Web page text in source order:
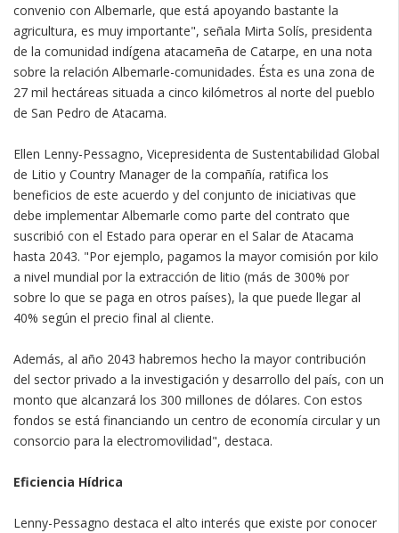
convenio con Albemarle, que está apoyando bastante la
agricultura, es muy importante", señala Mirta Solís, presidenta
de la comunidad indígena atacameña de Catarpe, en una nota
sobre la relación Albemarle-comunidades. Ésta es una zona de
27 mil hectáreas situada a cinco kilómetros al norte del pueblo
de San Pedro de Atacama.
Ellen Lenny-Pessagno, Vicepresidenta de Sustentabilidad Global
de Litio y Country Manager de la compañía, ratifica los
beneficios de este acuerdo y del conjunto de iniciativas que
debe implementar Albemarle como parte del contrato que
suscribió con el Estado para operar en el Salar de Atacama
hasta 2043. "Por ejemplo, pagamos la mayor comisión por kilo
a nivel mundial por la extracción de litio (más de 300% por
sobre lo que se paga en otros países), la que puede llegar al
40% según el precio final al cliente.
Además, al año 2043 habremos hecho la mayor contribución
del sector privado a la investigación y desarrollo del país, con un
monto que alcanzará los 300 millones de dólares. Con estos
fondos se está financiando un centro de economía circular y un
consorcio para la electromovilidad", destaca.
Eficiencia Hídrica
Lenny-Pessagno destaca el alto interés que existe por conocer